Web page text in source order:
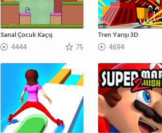
Sanal Çocuk Kaçış
4444 75
Tren Yarışı 3D
4694